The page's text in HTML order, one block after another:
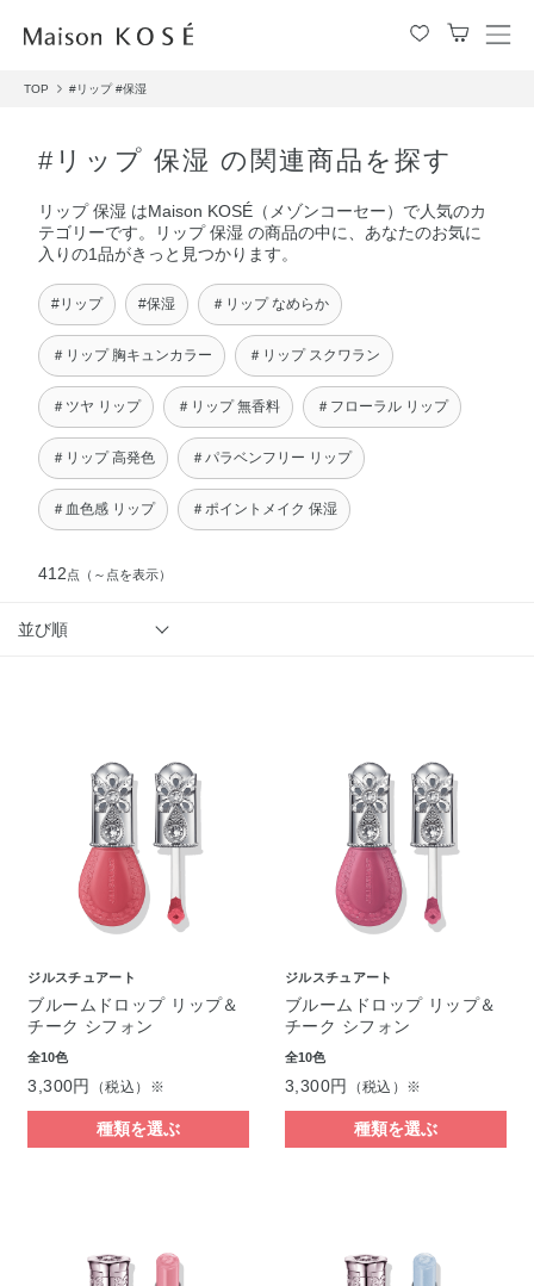
メ
TOP #リップ #保湿
#リップ 保湿 の関連商品を探す
リップ 保湿 はMaison KOSÉ（メゾンコーセー）で人気のカ
テゴリーです。リップ 保湿 の商品の中に、あなたのお気に
入りの1品がきっと見つかります。
#リップ #保湿 ＃リップ なめらか
＃リップ 胸キュンカラー ＃リップ スクワラン
＃ツヤ リップ ＃リップ 無香料 ＃フローラル リップ
＃リップ 高発色 ＃パラベンフリー リップ
＃血色感 リップ ＃ポイントメイク 保湿
412点 （～点を表示）
並び順
ジルスチュアート
ブルームドロップ リップ＆
チーク シフォン
全10色
3,300円 （税込）※
種類を選ぶ
ジルスチュアート
ブルームドロップ リップ＆
チーク シフォン
全10色
3,300円 （税込）※
種類を選ぶ